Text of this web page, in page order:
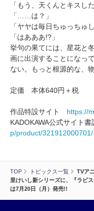
TOP トピックス一覧
TVア
里けいし新シリーズに、『ラピ
は7月20日（月）発売!!
「もう、天くんとキスした
「……は？」
「ヤヤは毎日ちゅっちゅ
「はあああ!?」
挙句の果てには、星花と
画に出演することにな
ない。もっと根源的な、
定価 本体640円＋税
作品特設サイト https://
KADOKAWA公式サイト
p/product/321912000701/